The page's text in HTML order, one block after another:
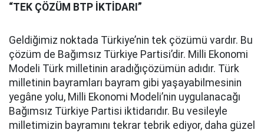
“TEK ÇÖZÜM BTP İKTİDARI”
Geldiğimiz noktada Türkiye’nin tek çözümü vardır. Bu
çözüm de Bağımsız Türkiye Partisi’dir. Milli Ekonomi
Modeli Türk milletinin aradığıçözümün adıdır. Türk
milletinin bayramları bayram gibi yaşayabilmesinin
yegâne yolu, Milli Ekonomi Modeli’nin uygulanacağı
Bağımsız Türkiye Partisi iktidarıdır. Bu vesileyle
milletimizin bayramını tekrar tebrik ediyor, daha güzel